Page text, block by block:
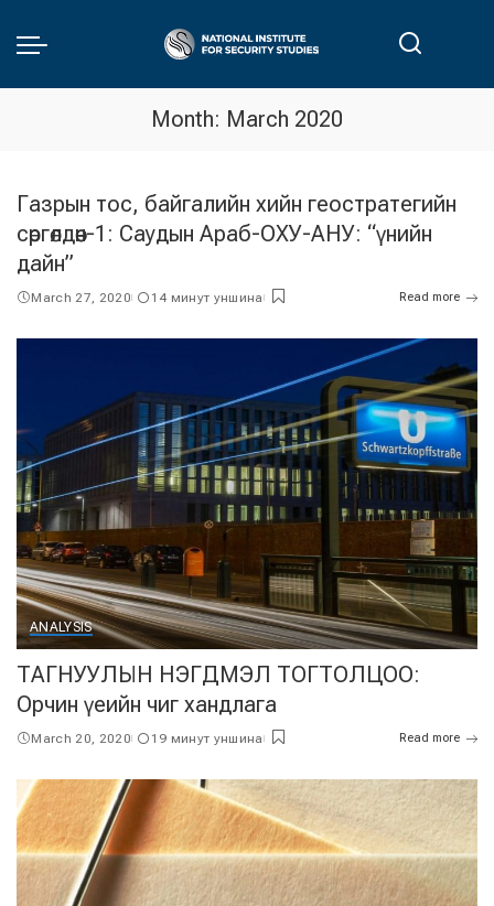
Month: March 2020
Газрын тос, байгалийн хийн геостратегийн
сөргөлдөөн-1: Саудын Араб-ОХУ-АНУ: “үнийн
дайн”
March 27, 2020 14 минут уншина Read more
ANALYSIS
ТАГНУУЛЫН НЭГДМЭЛ ТОГТОЛЦОО:
Орчин үеийн чиг хандлага
March 20, 2020 19 минут уншина Read more